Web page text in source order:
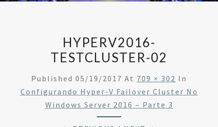
HYPERV2016-
TESTCLUSTER-02
Published 05/19/2017 At 709 × 302 In
Configurando Hyper-V Failover Cluster No
Windows Server 2016 – Parte 3